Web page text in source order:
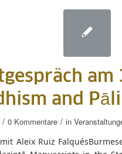
am
and
/ 0 Kommentare / in
Aleix Ruiz